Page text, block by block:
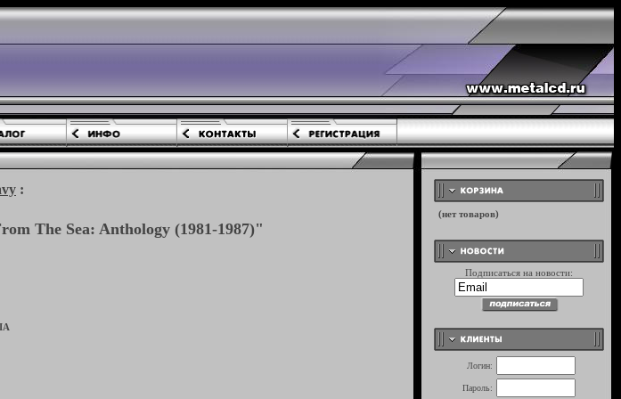
:
The Sea: Anthology (1981-1987)"
Подписаться на новости:
Логин:
Пароль: